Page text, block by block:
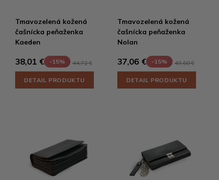
Tmavozelená kožená
čašnícka peňaženka
Kaeden
38,01 € -15% 44,72 €
DETAIL PRODUKTU
Tmavozelená kožená
čašnícka peňaženka
Nolan
37,06 € -15% 43,60 €
DETAIL PRODUKTU